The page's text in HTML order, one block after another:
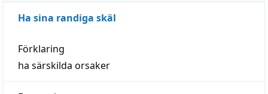
Ha sina randiga skäl
Förklaring
ha särskilda orsaker